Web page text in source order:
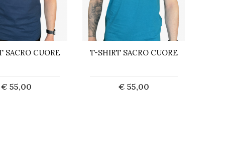
SACRO CUORE
€ 55,00
T-SHIRT SACRO CUORE
€ 55,00